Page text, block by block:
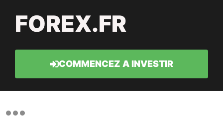
FOREX.FR
COMMENCEZ A INVESTIR